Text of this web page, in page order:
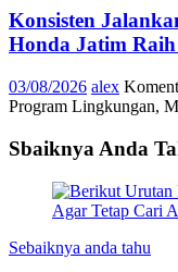
Konsisten
Honda Jatim Raih
03/08/2026 alex
Program Lingkungan,
Sbaiknya Anda
Sebaiknya anda tahu